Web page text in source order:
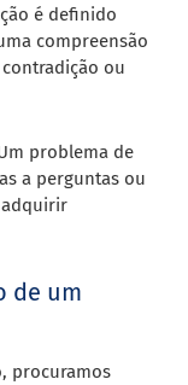
é definido
compreensão
ou
problema de
a perguntas ou
adquirir
de um
procuramos